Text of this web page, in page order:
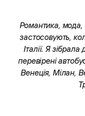
Романтика, мода,
застосовують,
Італії. Я
перевірені
Венеція, Мілан,